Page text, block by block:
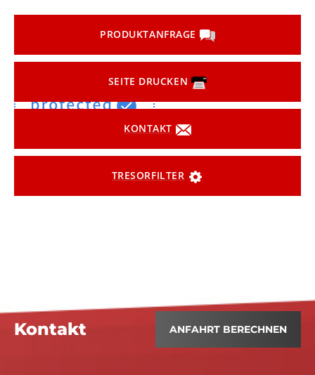
PRODUKTANFRAGE
SEITE DRUCKEN
KONTAKT
TRESORFILTER
Kontakt ANFAHRT BERECHNEN